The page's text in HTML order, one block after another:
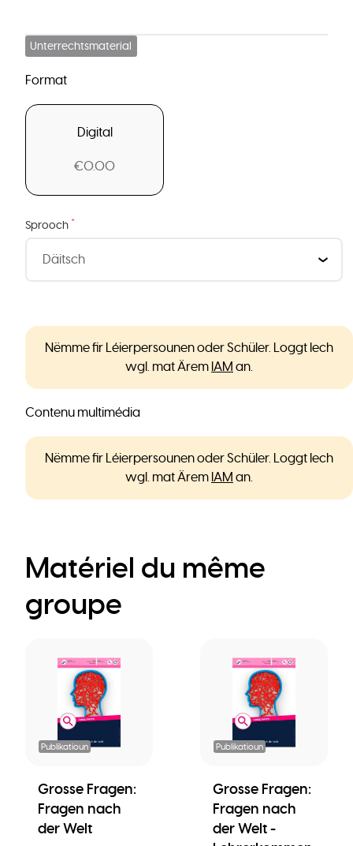
Unterrechtsmaterial
Format
Digital
€0.00
Sprooch *
Nëmme fir Léierpersounen oder Schüler. Loggt Iech
wgl. mat Ärem IAM an.
Contenu multimédia
Nëmme fir Léierpersounen oder Schüler. Loggt Iech
wgl. mat Ärem IAM an.
Matériel du même
groupe
Publikatioun
Grosse Fragen:
Fragen nach
der Welt
Publikatioun
Grosse Fragen:
Fragen nach
der Welt -